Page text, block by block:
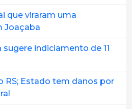
que viraram uma
Joaçaba
indiciamento de 11
RS; Estado tem danos por